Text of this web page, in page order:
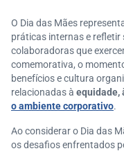
O Dia das Mães
práticas internas e refletir
colaboradoras que
comemorativa, o
benefícios e cultura
relacionadas à equidade,
o ambiente corporativo.
Ao considerar o Dia das
os desafios enfrentados